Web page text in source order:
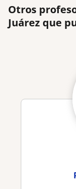
Otros
Juárez que